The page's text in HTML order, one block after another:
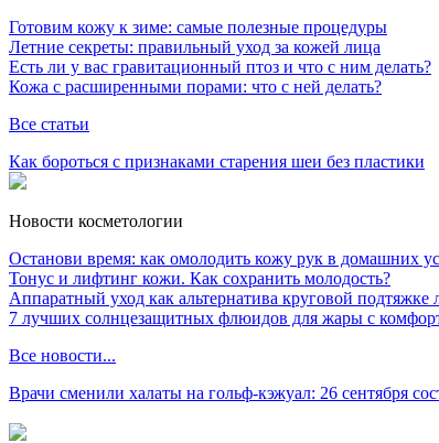
Готовим кожу к зиме: самые полезные процедуры
Летние секреты: правильный уход за кожей лица
Есть ли у вас гравитационный птоз и что с ним делать?
Кожа с расширенными порами: что с ней делать?
Все статьи
Как бороться с признаками старения шеи без пластики
Новости косметологии
Останови время: как омолодить кожу рук в домашних
Тонус и лифтинг кожи. Как сохранить молодость?
Аппаратный уход как альтернатива круговой подтяжке
7 лучших солнцезащитных флюидов для жары с
Все новости...
Врачи сменили халаты на гольф-кэжуал: 26 сентября